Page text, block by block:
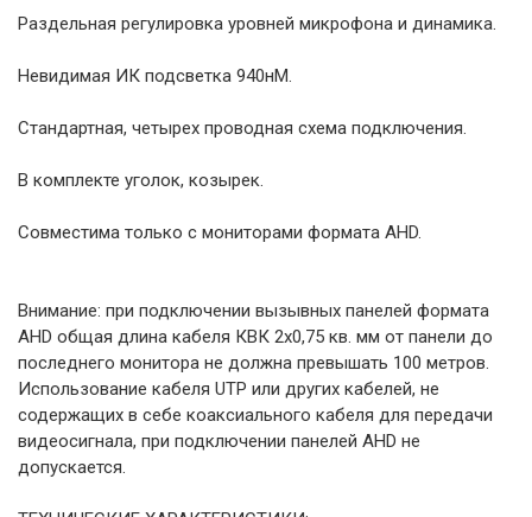
Раздельная регулировка уровней микрофона и динамика.
Невидимая ИК подсветка 940нМ.
Стандартная, четырех проводная схема подключения.
В комплекте уголок, козырек.
Совместима только с мониторами формата AHD.
Внимание: при подключении вызывных панелей формата
AHD общая длина кабеля КВК 2х0,75 кв. мм от панели до
последнего монитора не должна превышать 100 метров.
Использование кабеля UTP или других кабелей, не
содержащих в себе коаксиального кабеля для передачи
видеосигнала, при подключении панелей AHD не
допускается.